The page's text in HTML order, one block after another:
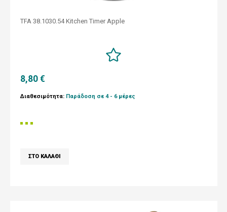
TFA 38.1030.54 Kitchen Timer Apple
8,80 €
Διαθεσιμότητα: Παράδοση σε 4 - 6 μέρες